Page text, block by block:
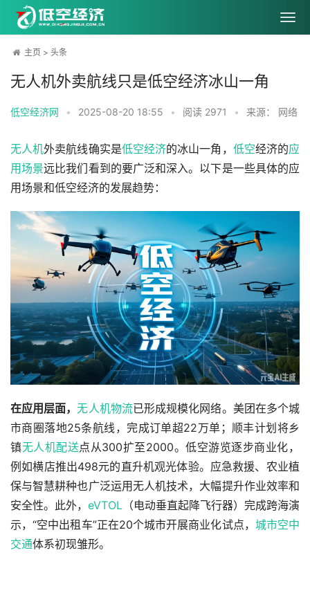
主页 > 头条
无人机外卖航线只是低空经济冰山一角
低空经济网 • 2025-08-20 18:55 • 阅读 2971 • 来源： 网络
无人机外卖航线确实是低空经济的冰山一角， 低空经济的应
用场景远比我们看到的要广泛和深入。以下是一些具体的应
用场景和低空经济的发展趋势：
在应用层面，无人机物流已形成规模化网络。美团在多个城
市商圈落地25条航线，完成订单超22万单；顺丰计划将乡
镇无人机配送点从300扩至2000。低空游览逐步商业化，
例如横店推出498元的直升机观光体验。应急救援、农业植
保与智慧耕种也广泛运用无人机技术，大幅提升作业效率和
安全性。此外， eVTOL （电动垂直起降飞行器）完成跨海演
示，“空中出租车”正在20个城市开展商业化试点， 城市空中
交通体系初现雏形。